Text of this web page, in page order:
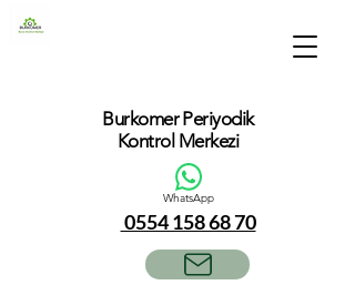
WhatsApp
0554 158 68 70
Burkomer Periyodik
Kontrol Merkezi